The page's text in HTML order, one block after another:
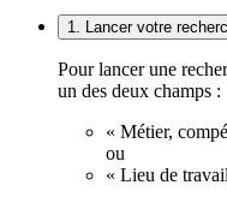
1. Lancer votre
Pour lancer une
un des deux champs :
« Métier,
ou
« Lieu de